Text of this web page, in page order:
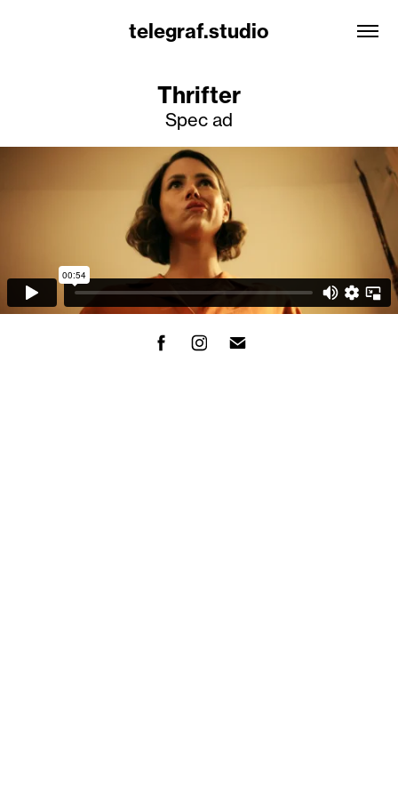
telegraf.studio
Thrifter
Spec ad